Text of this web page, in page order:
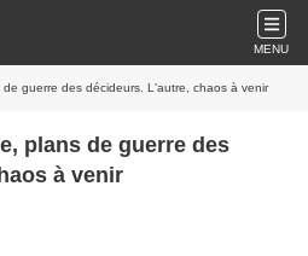
MENU
guerre des décideurs. L'autre, chaos à venir
plans de guerre des
à venir